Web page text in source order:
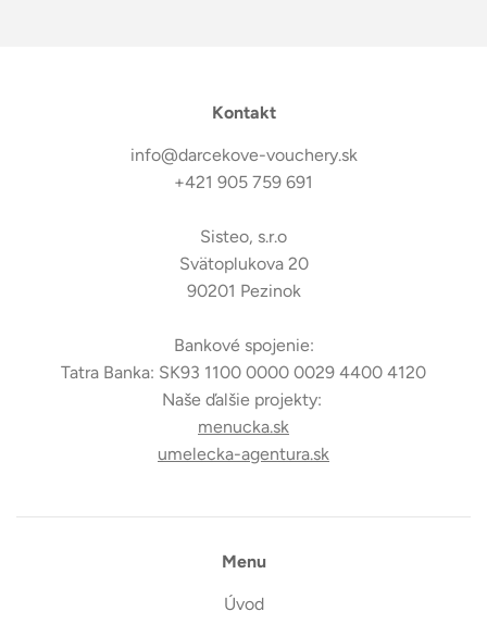
Kontakt
info@darcekove-vouchery.sk
+421 905 759 691
Sisteo, s.r.o
Svätoplukova 20
90201 Pezinok
Bankové spojenie:
Tatra Banka: SK93 1100 0000 0029 4400 4120
Naše ďalšie projekty:
menucka.sk
umelecka-agentura.sk
Menu
Úvod